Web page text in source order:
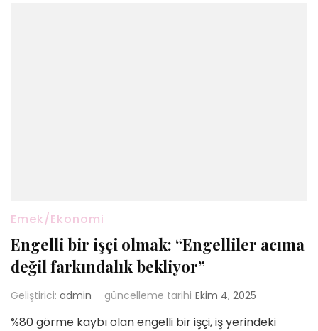
Emek/Ekonomi
Engelli bir işçi olmak: “Engelliler acıma
değil farkındalık bekliyor”
Geliştirici: admin güncelleme tarihi Ekim 4, 2025
%80 görme kaybı olan engelli bir işçi, iş yerindeki